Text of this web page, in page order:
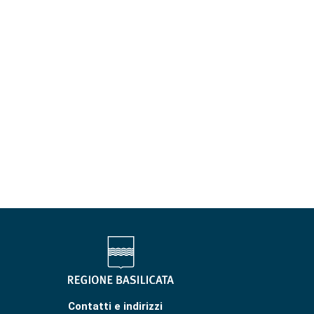
Contatti e indirizzi